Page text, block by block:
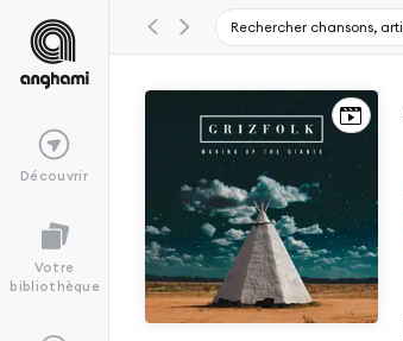
Découvrir
Votre
bibliothèque